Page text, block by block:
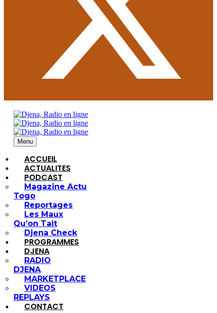
Menu
ACCUEIL
ACTUALITES
PODCAST
Magazine Actu
Togo
Reportages
Les Maux
Qu’on Tait
Djena Check
PROGRAMMES
DJENA
RADIO
DJENA
MARKETPLACE
VIDEOS
REPLAYS
CONTACT